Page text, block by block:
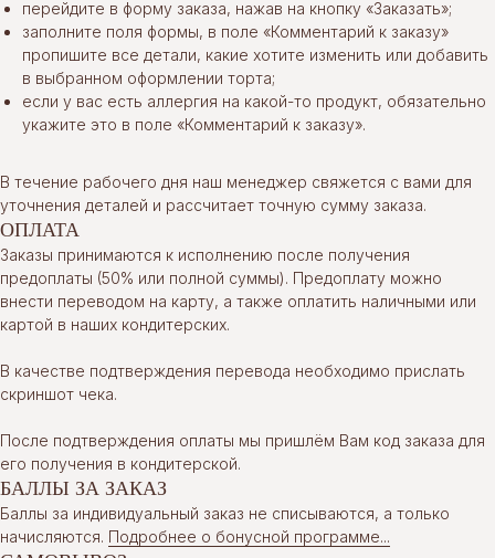
перейдите в форму заказа, нажав на кнопку «Заказать»;
заполните поля формы, в поле «Комментарий к заказу»
пропишите все детали, какие хотите изменить или добавить
в выбранном оформлении торта;
если у вас есть аллергия на какой-то продукт, обязательно
укажите это в поле «Комментарий к заказу».
В течение рабочего дня наш менеджер свяжется с вами для
уточнения деталей и рассчитает точную сумму заказа.
ОПЛАТА
Заказы принимаются к исполнению после получения
предоплаты (50% или полной суммы). Предоплату можно
внести переводом на карту, а также оплатить наличными или
картой в наших кондитерских.
В качестве подтверждения перевода необходимо прислать
скриншот чека.
После подтверждения оплаты мы пришлём Вам код заказа для
его получения в кондитерской.
БАЛЛЫ ЗА ЗАКАЗ
Баллы за индивидуальный заказ не списываются, а только
начисляются. Подробнее о бонусной программе...